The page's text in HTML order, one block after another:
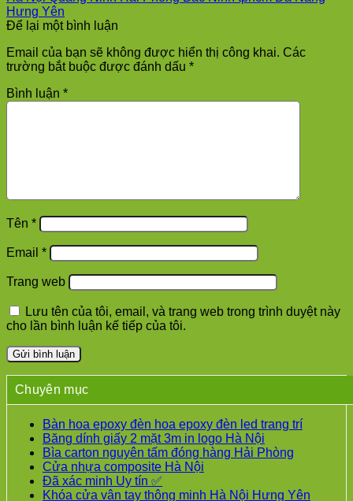
Hưng Yên
Để lại một bình luận
Email của bạn sẽ không được hiển thị công khai. Các
trường bắt buộc được đánh dấu *
Bình luận *
Tên *
Email *
Trang web
Lưu tên của tôi, email, và trang web trong trình duyệt này
cho lần bình luận kế tiếp của tôi.
Chuyên mục
Bàn hoa epoxy đèn hoa epoxy đèn led trang trí
Băng dính giấy 2 mặt 3m in logo Hà Nội
Bìa carton nguyên tấm đóng hàng Hải Phòng
Cửa nhựa composite Hà Nội
Đã xác minh Uy tín ✅
Khóa cửa vân tay thông minh Hà Nội Hưng Yên